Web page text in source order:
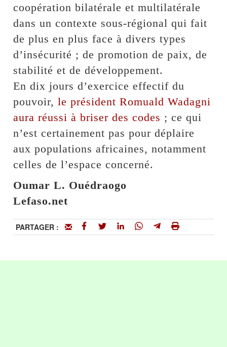
coopération bilatérale et multilatérale
dans un contexte sous-régional qui fait
de plus en plus face à divers types
d’insécurité ; de promotion de paix, de
stabilité et de développement.
En dix jours d’exercice effectif du
pouvoir,le président Romuald Wadagni
aura réussi à briser des codes ; ce qui
n’est certainement pas pour déplaire
aux populations africaines, notamment
celles de l’espace concerné.
Oumar L. Ouédraogo
Lefaso.net
PARTAGER :